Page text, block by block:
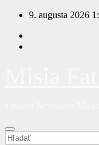
Prejsť
obsah
9. augusta 2026